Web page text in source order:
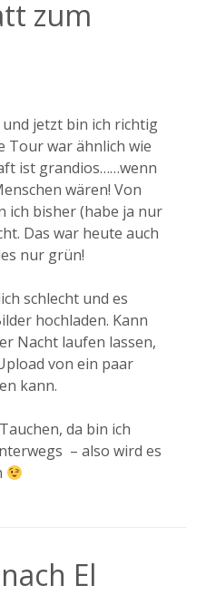
zum
jetzt bin ich richtig
Tour war ähnlich wie
ist grandios……wenn
wären! Von
ich bisher (habe ja nur
Das war heute auch
nur grün!
schlecht und es
hochladen. Kann
Nacht laufen lassen,
von ein paar
kann.
da bin ich
– also wird es
El